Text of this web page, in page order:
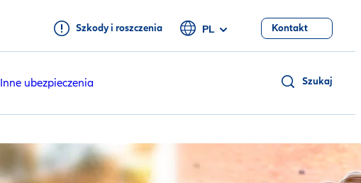
Szkody i roszczenia PL Kontakt
Inne ubezpieczenia Szukaj